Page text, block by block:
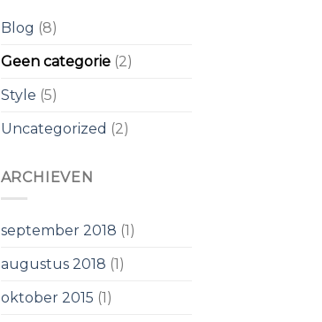
Blog (8)
Geen categorie(2)
Style (5)
Uncategorized (2)
ARCHIEVEN
september 2018 (1)
augustus 2018 (1)
oktober 2015 (1)